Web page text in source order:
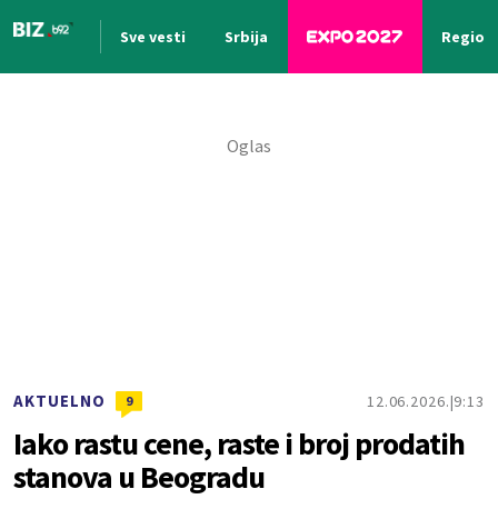
Sve vesti Srbija Region
AKTUELNO 9 12.06.2026. 9:13
Iako rastu cene, raste i broj prodatih
stanova u Beogradu